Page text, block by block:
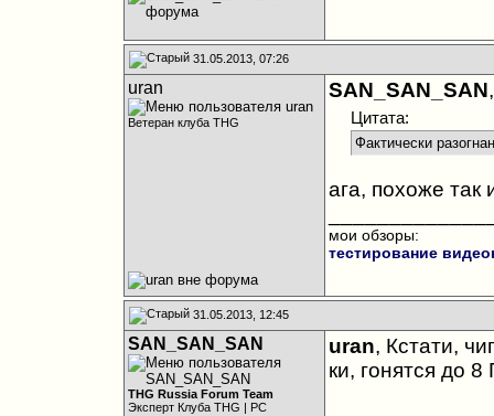
31.05.2013, 07:26
uran
Ветеран клуба THG
SAN_SAN_SAN,
Цитата:
Фактически
ага, похоже так
мои обзоры:
тестирование
31.05.2013, 12:45
SAN_SAN_SAN
THG Russia Forum Team
Эксперт Клуба THG | PC
uran, Кстати,
ки, гонятся до 8